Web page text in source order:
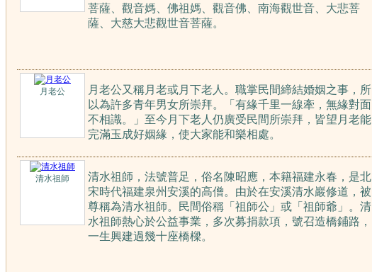
菩薩、觀音媽、佛祖媽、觀音佛、南海觀世音、大悲菩
薩、大慈大悲觀世音菩薩。
月老公
月老公又稱月老或月下老人。職掌民間締結婚姻之事，所
以為許多青年男女所崇拜。「有緣千里一線牽，無緣對面
不相識。」至今月下老人仍廣受民間所崇拜，皆望月老能
完滿玉成好姻緣，使大家能和樂相處。
清水祖師
清水祖師，法號普足，俗名陳昭應，本籍福建永春，是北
宋時代福建泉州安溪的高僧。由於在安溪清水巖修道，被
尊稱為清水祖師。民間俗稱「祖師公」或「祖師爺」。清
水祖師熱心於公益事業，多次募捐款項，號召造橋鋪路，
一生興建過幾十座橋樑。